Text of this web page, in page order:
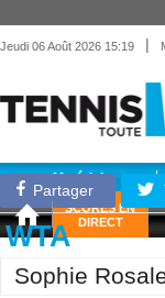
Jeudi 06 Août 2026 15:19 |
Matériel
SCORES EN
DIRECT
Partager
WTA
Sophie